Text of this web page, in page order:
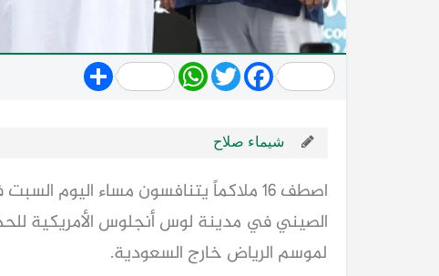
Share WhatsApp
TwitterFacebook
شيماء صلاح
اصطف 16 ملاكماً يتنافسون مساء
الصيني في مدينة لوس أنجلوس الأمريكية
لموسم الرياض خارج السعودية.